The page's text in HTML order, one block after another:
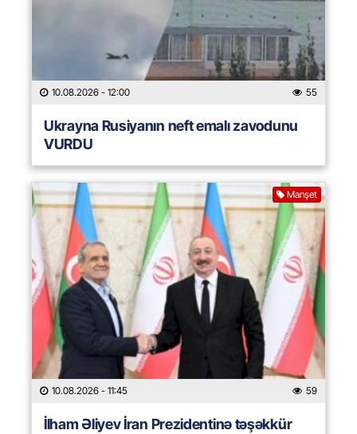
10.08.2026 - 12:00 55
Ukrayna Rusiyanın neft emalı zavodunu
VURDU
Manşet
10.08.2026 - 11:45 59
İlham Əliyev İran Prezidentinə təşəkkür